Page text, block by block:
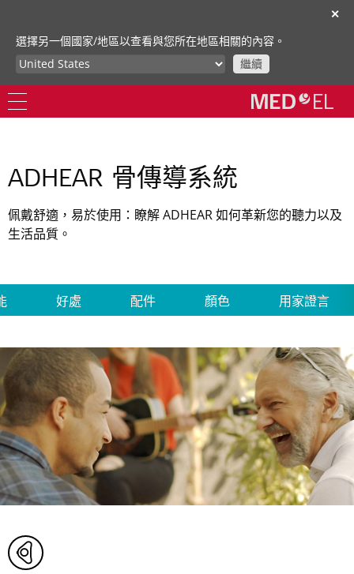
✕
選擇另一個國家/地區以查看與您所在地區相關的內容。
繼續
ADHEAR 骨傳導系統
佩戴舒適，易於使用：瞭解 ADHEAR 如何革新您的聽力以及
生活品質。
好處 配件 顏色 用家證言